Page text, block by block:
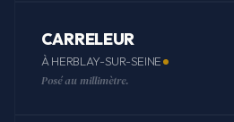
CARRELEUR
À HERBLAY-SUR-SEINE
Posé au millimètre.